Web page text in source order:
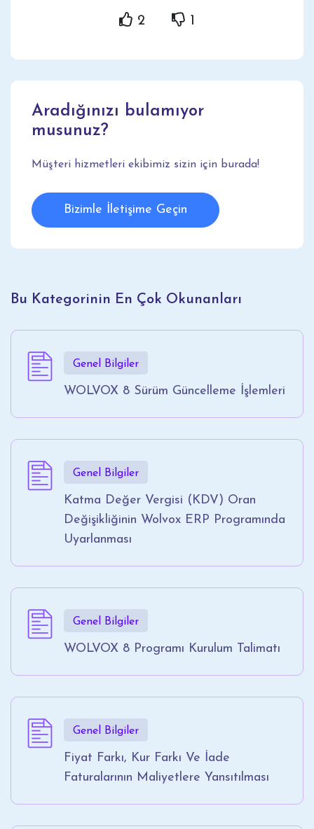
2 1
Aradığınızı bulamıyor
musunuz?
Müşteri hizmetleri ekibimiz sizin için burada!
Bizimle İletişime Geçin
Bu Kategorinin En Çok Okunanları
Genel Bilgiler
WOLVOX 8 Sürüm Güncelleme İşlemleri
Genel Bilgiler
Katma Değer Vergisi (KDV) Oran
Değişikliğinin Wolvox ERP Programında
Uyarlanması
Genel Bilgiler
WOLVOX 8 Programı Kurulum Talimatı
Genel Bilgiler
Fiyat Farkı, Kur Farkı Ve İade
Faturalarının Maliyetlere Yansıtılması